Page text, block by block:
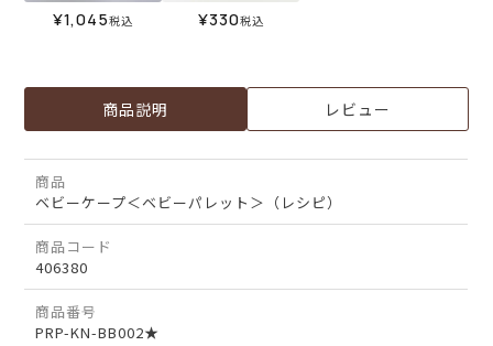
¥1,045税込 ¥330税込
商品説明 レビュー
商品
ベビーケープ＜ベビーパレット＞（レシピ）
商品コード
406380
商品番号
PRP-KN-BB002★